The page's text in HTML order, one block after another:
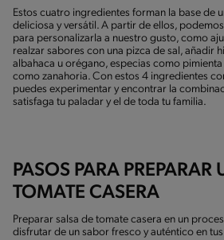
Estos cuatro ingredientes forman la base de
deliciosa y versátil. A partir de ellos,
para personalizarla a nuestro gusto, como
realzar sabores con una pizca de sal, añadir
albahaca u orégano, especias como
como zanahoria. Con estos 4 ingredientes
puedes experimentar y encontrar la
satisfaga tu paladar y el de toda tu familia.
PASOS PARA PREPARAR
TOMATE CASERA
Preparar salsa de tomate casera en un
disfrutar de un sabor fresco y auténtico en